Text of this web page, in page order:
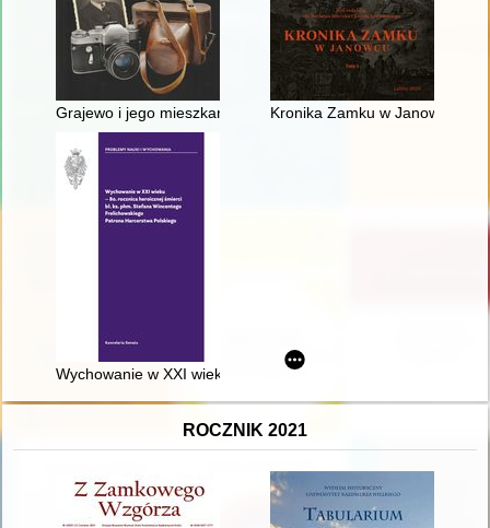
Grajewo i jego mieszkańcy w obiektywie Mikołaja
Kronika Zamku w Janowcu. T. 1
Wychowanie w XXI wieku : 80. rocznica heroicznej śmierci
ROCZNIK 2021